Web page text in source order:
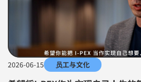
2026-06-15 员工与文化